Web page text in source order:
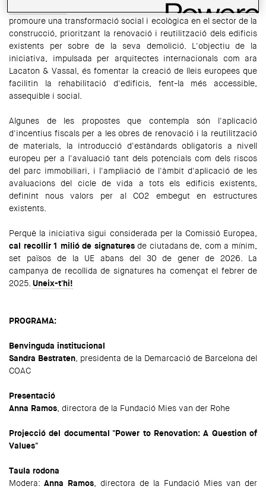
és una Iniciativa Ciutadana Europea que busca
promoure una transformació social i ecològica en el sector de la
construcció, prioritzant la renovació i reutilització dels edificis
existents per sobre de la seva demolició. L'objectiu de la
iniciativa, impulsada per arquitectes internacionals com ara
Lacaton & Vassal, és fomentar la creació de lleis europees que
facilitin la rehabilitació d'edificis, fent-la més accessible,
assequible i social.
Algunes de les propostes que contempla són l'aplicació
d'incentius fiscals per a les obres de renovació i la reutilització
de materials, la introducció d'estàndards obligatoris a nivell
europeu per a l'avaluació tant dels potencials com dels riscos
del parc immobiliari, i l'ampliació de l'àmbit d'aplicació de les
avaluacions del cicle de vida a tots els edificis existents,
definint nous valors per al CO2 embegut en estructures
existents.
Perquè la iniciativa sigui considerada per la Comissió Europea,
cal recollir 1 milió de signaturesde ciutadans de, com a mínim,
set països de la UE abans del 30 de gener de 2026. La
campanya de recollida de signatures ha començat el febrer de
2025. Uneix-t'hi!
PROGRAMA:
Benvinguda institucional
Sandra Bestraten , presidenta de la Demarcació de Barcelona del
COAC
Presentació
Anna Ramos , directora de la Fundació Mies van der Rohe
Projecció del documental "Power to Renovation: A Question of
Values"
Taula rodona
Modera: Anna Ramos , directora de la Fundació Mies van der